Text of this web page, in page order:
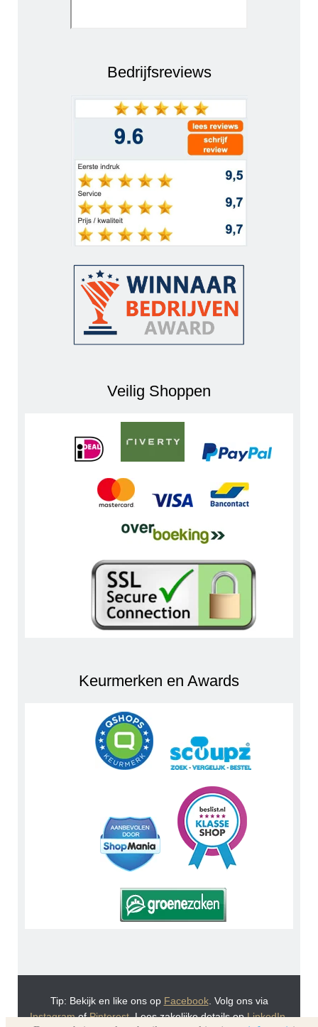
Bedrijfsreviews
Veilig Shoppen
Keurmerken en Awards
Tip: Bekijk en like ons op Facebook. Volg ons via
InstagramofPinterest. Lees zakelijke details opLinkedIn.